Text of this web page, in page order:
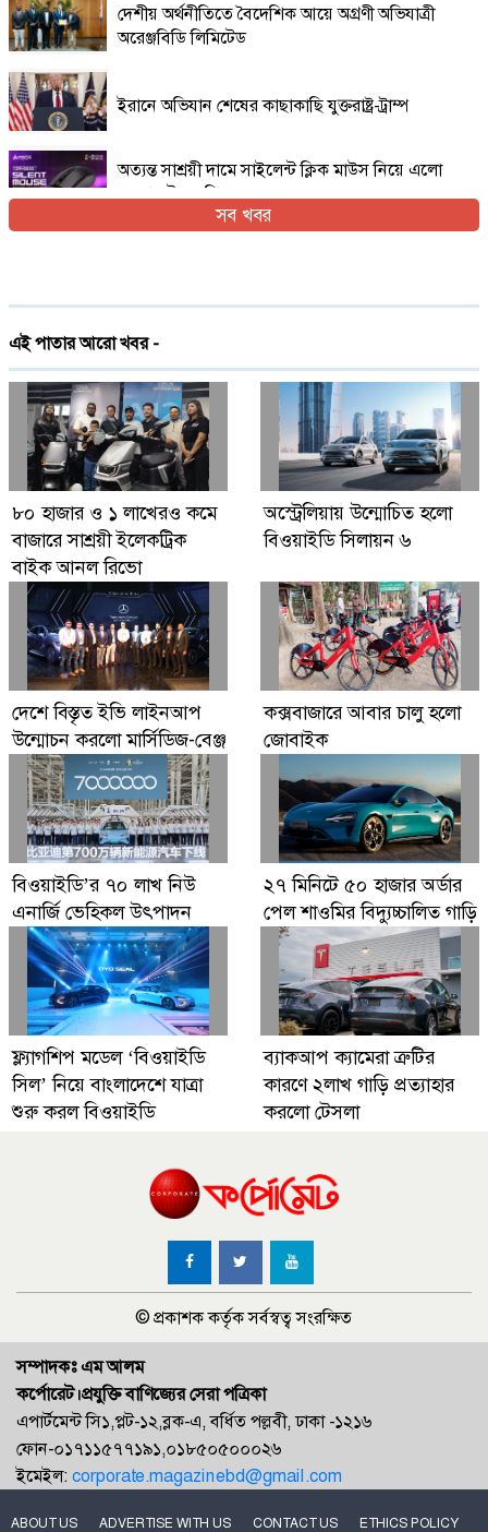
দেশীয় অর্থনীতিতে বৈদেশিক আয়ে অগ্রণী অভিযাত্রী
অরেঞ্জবিডি লিমিটেড
ইরানে অভিযান শেষের কাছাকাছি যুক্তরাষ্ট্র-ট্রাম্প
অত্যন্ত সাশ্রয়ী দামে সাইলেন্ট ক্লিক মাউস নিয়ে এলো
এফোরটেক ওপি-৫৫০এস
চালু
গ্লোবাল ব্র্যান্ড পিএলসি নিয়ে এলো লেনোভো ঈদ
ফেস্টিভাল অফার
Digital Economy Can Power Inclusive
Growth and Innovation
সব খবর
এই পাতার আরো খবর -
৮০ হাজার ও ১ লাখেরও কমে
বাজারে সাশ্রয়ী ইলেকট্রিক
বাইক আনল রিভো
অস্ট্রেলিয়ায় উন্মোচিত হলো
বিওয়াইডি সিলায়ন ৬
দেশে বিস্তৃত ইভি লাইনআপ
উন্মোচন করলো মার্সিডিজ-বেঞ্জ
কক্সবাজারে আবার চালু হলো
জোবাইক
বিওয়াইডি’র ৭০ লাখ নিউ
এনার্জি ভেহিকল উৎপাদন
২৭ মিনিটে ৫০ হাজার অর্ডার
পেল শাওমির বিদ্যুচ্চালিত গাড়ি
ফ্ল্যাগশিপ মডেল ‘বিওয়াইডি
সিল’ নিয়ে বাংলাদেশে যাত্রা
শুরু করল বিওয়াইডি
ব্যাকআপ ক্যামেরা ত্রুটির
কারণে ২লাখ গাড়ি প্রত্যাহার
করলো টেসলা
© প্রকাশক কর্তৃক সর্বস্বত্ব সংরক্ষিত
সম্পাদকঃ এম আলম
কর্পোরেট।প্রযুক্তি বাণিজ্যের সেরা পত্রিকা
এপার্টমেন্ট সি১,প্লট-১২,ব্লক-এ, বর্ধিত পল্লবী, ঢাকা -১২১৬
ফোন-০১৭১১৫৭৭১৯১,০১৮৫০৫০০০২৬
ইমেইল:corporate.magazinebd@gmail.com
ABOUT US ADVERTISE WITH US CONTACT US ETHICS POLICY